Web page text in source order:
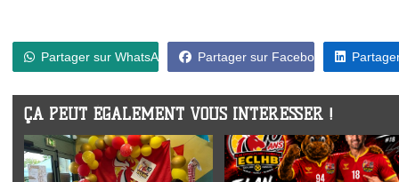
Partager sur WhatsApp Partager sur Facebook
ÇA PEUT ÉGALEMENT VOUS INTÉRESSER !